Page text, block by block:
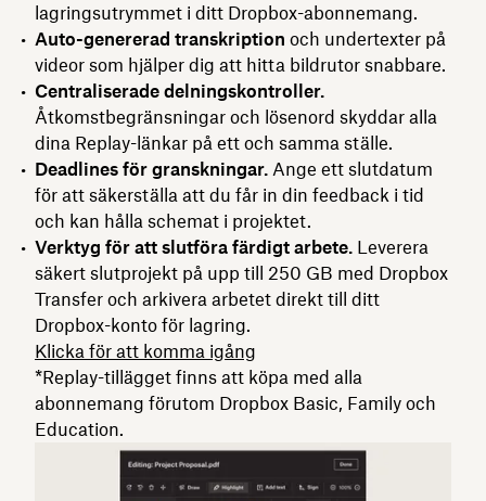
lagringsutrymmet i ditt Dropbox-abonnemang.
Auto-genererad transkription och undertexter på
videor som hjälper dig att hitta bildrutor snabbare.
Centraliserade delningskontroller.
Åtkomstbegränsningar och lösenord skyddar alla
dina Replay-länkar på ett och samma ställe.
Deadlines för granskningar. Ange ett slutdatum
för att säkerställa att du får in din feedback i tid
och kan hålla schemat i projektet.
Verktyg för att slutföra färdigt arbete. Leverera
säkert slutprojekt på upp till 250 GB med Dropbox
Transfer och arkivera arbetet direkt till ditt
Dropbox-konto för lagring.
Klicka för att komma igång
*Replay-tillägget finns att köpa med alla
abonnemang förutom Dropbox Basic, Family och
Education.